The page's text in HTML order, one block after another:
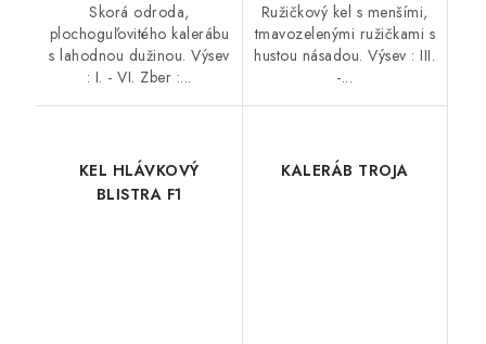
Skorá odroda,
plochoguľovitého kalerábu
s lahodnou dužinou. Výsev
: I. - VI. Zber :...
Ružičkový kel s menšími,
tmavozelenými ružičkami s
hustou násadou. Výsev : III.
-...
KEL HLÁVKOVÝ
BLISTRA F1
KALERÁB TROJA